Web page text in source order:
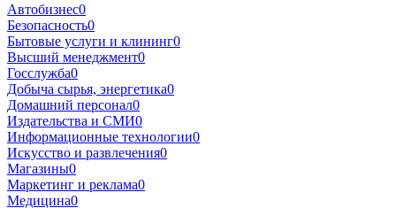
Автобизнес0
Безопасность0
Бытовые услуги и клининг0
Высший менеджмент0
Госслужба0
Добыча сырья, энергетика0
Домашний персонал0
Издательства и СМИ0
Информационные технологии0
Искусство и развлечения0
Магазины0
Маркетинг и реклама0
Медицина0